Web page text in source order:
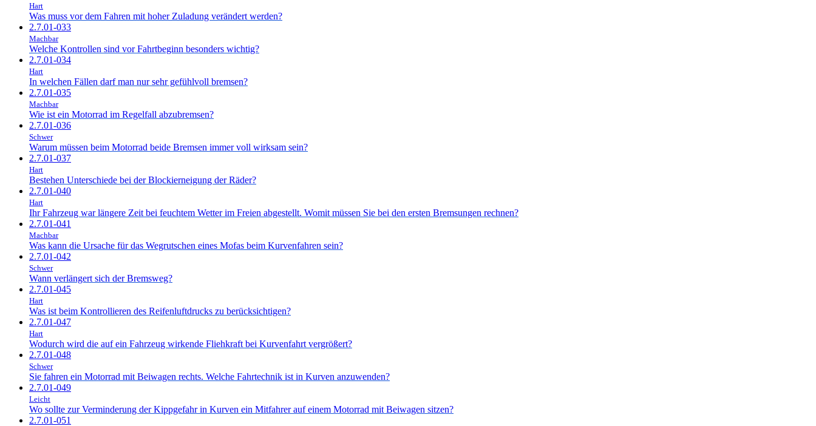
Hart
Was muss vor dem Fahren mit hoher Zuladung verändert werden?
2.7.01-033
Machbar
Welche Kontrollen sind vor Fahrtbeginn besonders wichtig?
2.7.01-034
Hart
In welchen Fällen darf man nur sehr gefühlvoll bremsen?
2.7.01-035
Machbar
Wie ist ein Motorrad im Regelfall abzubremsen?
2.7.01-036
Schwer
Warum müssen beim Motorrad beide Bremsen immer voll wirksam sein?
2.7.01-037
Hart
Bestehen Unterschiede bei der Blockierneigung der Räder?
2.7.01-040
Hart
Ihr Fahrzeug war längere Zeit bei feuchtem Wetter im Freien abgestellt. Womit müssen Sie bei den ersten Bremsungen rechnen?
2.7.01-041
Machbar
Was kann die Ursache für das Wegrutschen eines Mofas beim Kurvenfahren sein?
2.7.01-042
Schwer
Wann verlängert sich der Bremsweg?
2.7.01-045
Hart
Was ist beim Kontrollieren des Reifenluftdrucks zu berücksichtigen?
2.7.01-047
Hart
Wodurch wird die auf ein Fahrzeug wirkende Fliehkraft bei Kurvenfahrt vergrößert?
2.7.01-048
Schwer
Sie fahren ein Motorrad mit Beiwagen rechts. Welche Fahrtechnik ist in Kurven anzuwenden?
2.7.01-049
Leicht
Wo sollte zur Verminderung der Kippgefahr in Kurven ein Mitfahrer auf einem Motorrad mit Beiwagen sitzen?
2.7.01-051